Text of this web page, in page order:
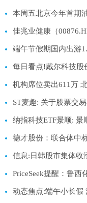
本周五北京今年首期
端午节假期国内出游
每日看点!戴尔科技股
机构席位卖出611万
ST麦趣: 关于股票交
信息:日韩股市集体收
PriceSeek提醒：鲁
动态焦点:端午小长假